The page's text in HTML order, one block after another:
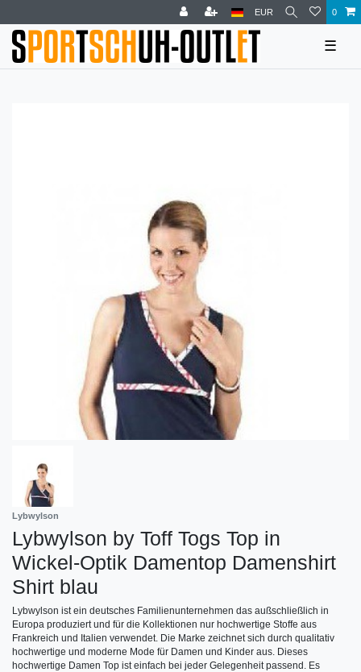
EUR 0
☰
Lybwylson
Lybwylson by Toff Togs Top in
Wickel-Optik Damentop Damenshirt
Shirt blau
Lybwylson ist ein deutsches Familienunternehmen das außschließlich in
Europa produziert und für die Kollektionen nur hochwertige Stoffe aus
Frankreich und Italien verwendet. Die Marke zeichnet sich durch qualitativ
hochwertige und moderne Mode für Damen und Kinder aus. Dieses
hochwertige Damen Top ist einfach bei jeder Gelegenheit passend. Es